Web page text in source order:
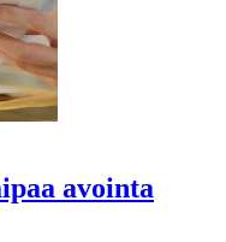
avointa